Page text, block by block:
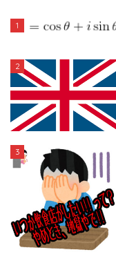
1
2
3